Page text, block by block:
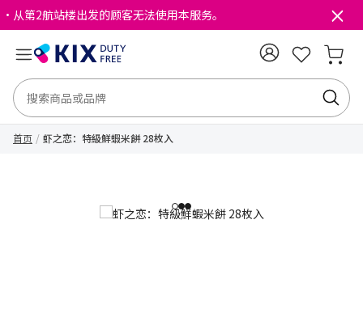
・从第2航站楼出发的顾客无法使用本服务。
首页 虾之恋：特級鮮蝦米餅 28枚入
123